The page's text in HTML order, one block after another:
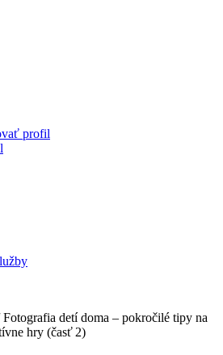
profil
Fotografia detí doma – pokročilé tipy na
hry (časť 2)